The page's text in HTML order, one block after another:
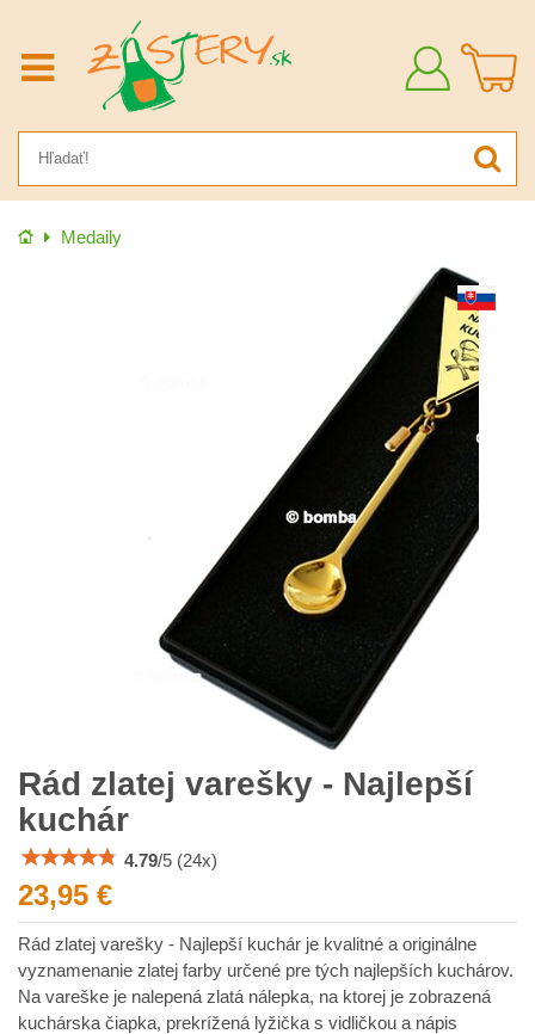
Prihlásiť
Úvod Medaily
Rád zlatej varešky - Najlepší
kuchár
4.79/5 (24x)
23,95 €
Rád zlatej varešky - Najlepší kuchár je kvalitné a originálne
vyznamenanie zlatej farby určené pre tých najlepších kuchárov.
Na vareške je nalepená zlatá nálepka, na ktorej je zobrazená
kuchárska čiapka, prekrížená lyžička s vidličkou a nápis